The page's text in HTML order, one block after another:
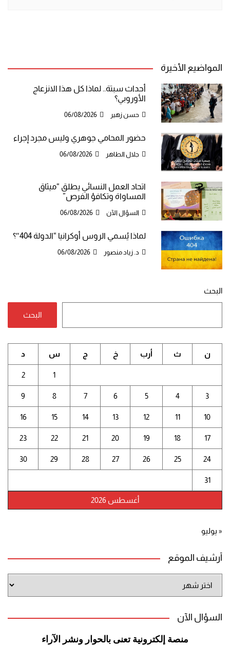
المواضيع الأخيرة
أحداث سبتة.. لماذا كل هذا الانزعاج
الأوروبي؟
حسن زهير 06/08/2026
حضور المحامي جوهري وليس مجرد إجراء
جلال الطاهر 06/08/2026
اتحاد العمل النسائي يطلق “ميثاق
المساواة وتكافؤ الفرص”
السؤال الآن 06/08/2026
لماذا يُسمي الروس أوكرانيا “الدولة 404″؟
د. زياد منصور 06/08/2026
البحث
البحث
أغسطس 2026
ن ث أرب خ ج س د
1
2
3
4
5
6
7
8
9
10
11
12
13
14
15
16
17
18
19
20
21
22
23
24
25
26
27
28
29
30
31
« يوليو
أرشيف الموقع
الموقع
السؤال الآن
منصة إلكترونية تعنى بالحوار ونشر الآراء